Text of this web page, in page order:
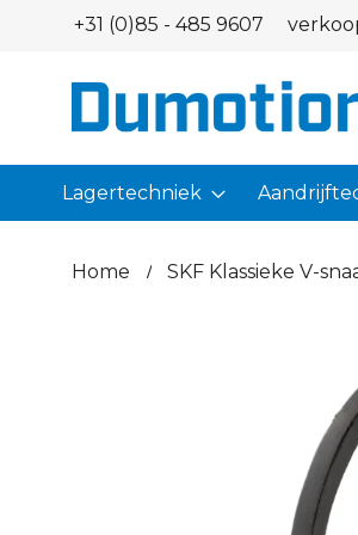
Ga
de
inhoud
+31 (0)85 - 485 9607
Lagertechniek
Home SKF Klassieke V-